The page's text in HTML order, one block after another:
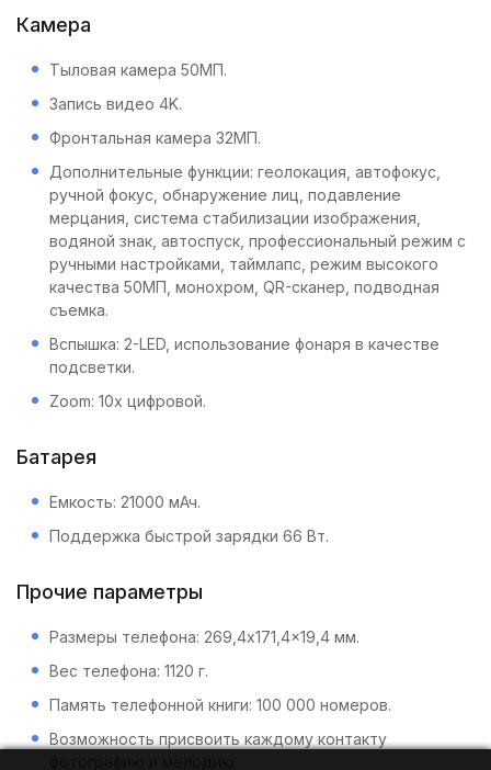
Камера
Тыловая камера 50МП.
Запись видео 4K.
Фронтальная камера 32МП.
Дополнительные функции: геолокация, автофокус,
ручной фокус, обнаружение лиц, подавление
мерцания, система стабилизации изображения,
водяной знак, автоспуск, профессиональный режим с
ручными настройками, таймлапс, режим высокого
качества 50МП, монохром, QR-сканер, подводная
съемка.
Вспышка: 2-LED, использование фонаря в качестве
подсветки.
Zoom: 10х цифровой.
Батарея
Емкость: 21000 мАч.
Поддержка быстрой зарядки 66 Вт.
Прочие параметры
Размеры телефона: 269,4x171,4x19,4 мм.
Вес телефона: 1120 г.
Память телефонной книги: 100 000 номеров.
Возможность присвоить каждому контакту